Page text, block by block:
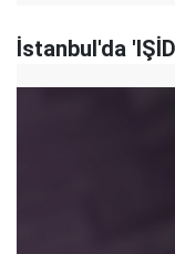
İstanbul'da